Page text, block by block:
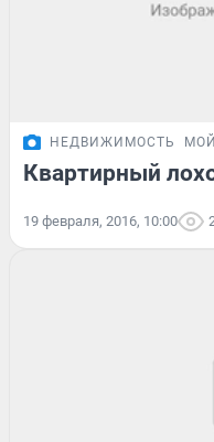
НЕДВИЖИМОСТЬ
Квартирный
19 февраля, 2016, 10:00